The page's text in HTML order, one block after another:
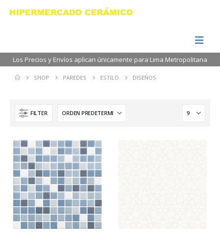
Los Precios y Envíos aplican únicamente para Lima Metropolitana
SHOP PAREDES ESTILO DISEÑOS
FILTER